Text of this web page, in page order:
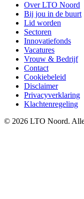
Over LTO Noord
Bij jou in de buurt
Lid worden
Sectoren
Innovatiefonds
Vacatures
Vrouw & Bedrijf
Contact
Cookiebeleid
Disclaimer
Privacyverklaring
Klachtenregeling
© 2026 LTO Noord.